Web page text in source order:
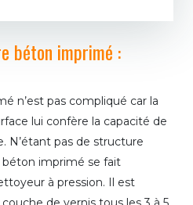
béton imprimé :
n’est pas compliqué car la
lui confère la capacité de
N’étant pas de structure
imprimé se fait
à pression. Il est